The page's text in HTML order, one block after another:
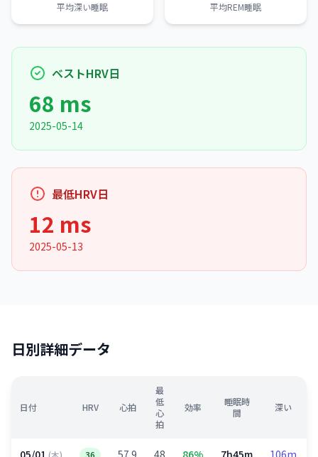
平均深い睡眠 平均REM睡眠
ベストHRV日
68 ms
2025-05-14
最低HRV日
12 ms
2025-05-13
日別詳細データ
日付 HRV 心拍
最
低
心
拍
効率
睡眠時
間
深い
05/01 (木) 36 57.9 48 86% 7h45m 106m